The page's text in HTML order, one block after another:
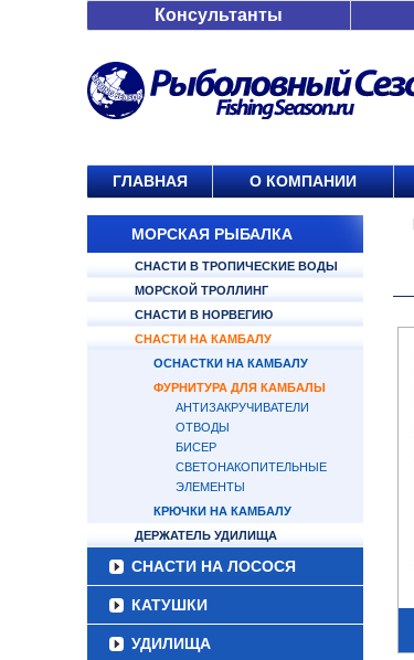
Консультанты
ГЛАВНАЯ О КОМПАНИИ
МОРСКАЯ РЫБАЛКА
СНАСТИ В ТРОПИЧЕСКИЕ ВОДЫ
МОРСКОЙ ТРОЛЛИНГ
СНАСТИ В НОРВЕГИЮ
СНАСТИ НА КАМБАЛУ
ОСНАСТКИ НА КАМБАЛУ
ФУРНИТУРА ДЛЯ КАМБАЛЫ
АНТИЗАКРУЧИВАТЕЛИ
ОТВОДЫ
БИСЕР
СВЕТОНАКОПИТЕЛЬНЫЕ
ЭЛЕМЕНТЫ
КРЮЧКИ НА КАМБАЛУ
ДЕРЖАТЕЛЬ УДИЛИЩА
СНАСТИ НА ЛОСОСЯ
КАТУШКИ
УДИЛИЩА